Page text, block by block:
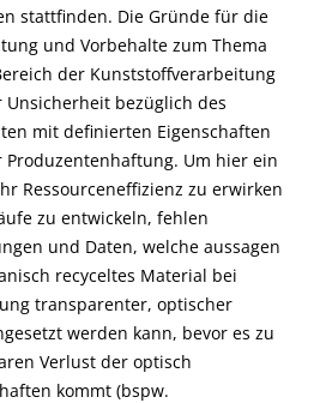
stattfinden. Die Gründe für die
und Vorbehalte zum Thema
der Kunststoffverarbeitung
bezüglich des
mit definierten Eigenschaften
Um hier ein
Ressourceneffizienz zu erwirken
zu entwickeln, fehlen
und Daten, welche aussagen
recyceltes Material bei
transparenter, optischer
werden kann, bevor es zu
Verlust der optisch
kommt (bspw.